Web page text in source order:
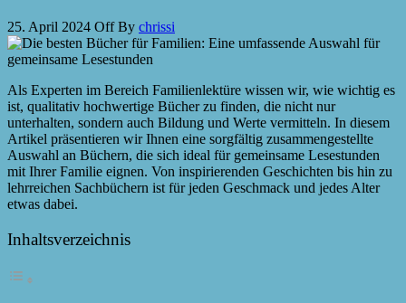
25. April 2024 OffBy chrissi
Als Experten im Bereich Familienlektüre wissen wir, wie wichtig es
ist, qualitativ hochwertige Bücher zu finden, die nicht nur
unterhalten, sondern auch Bildung und Werte vermitteln. In diesem
Artikel präsentieren wir Ihnen eine sorgfältig zusammengestellte
Auswahl an Büchern, die sich ideal für gemeinsame Lesestunden
mit Ihrer Familie eignen. Von inspirierenden Geschichten bis hin zu
lehrreichen Sachbüchern ist für jeden Geschmack und jedes Alter
etwas dabei.
Inhaltsverzeichnis